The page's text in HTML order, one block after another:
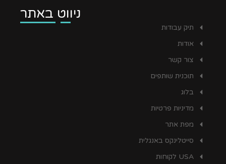
ניווט באתר
תיק עבודות
אודות
צור קשר
תוכנית שותפים
בלוג
מדיניות פרטיות
מפת אתר
סייטלינקס באנגלית
USA לקוחות